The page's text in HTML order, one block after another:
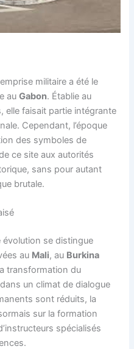
militaire a été le
auGabon. Établie au
elle faisait partie intégrante
Cependant, l’époque
des symboles de
ce site aux autorités
sans pour autant
brutale.
évolution se distingue
au Mali, au Burkina
transformation du
un climat de dialogue
sont réduits, la
sur la formation
spécialisés